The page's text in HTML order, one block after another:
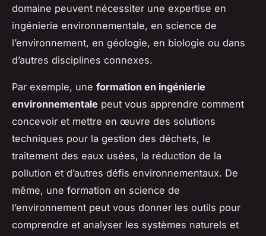
domaine peuvent nécessiter une expertise en
ingénierie environnementale, en science de
l’environnement, en géologie, en biologie ou dans
d’autres disciplines connexes.
Par exemple, une formation en ingénierie
environnementale peut vous apprendre comment
concevoir et mettre en œuvre des solutions
techniques pour la gestion des déchets, le
traitement des eaux usées, la réduction de la
pollution et d’autres défis environnementaux. De
même, une formation en science de
l’environnement peut vous donner les outils pour
comprendre et analyser les systèmes naturels et